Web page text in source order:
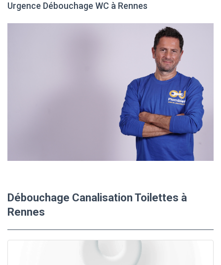
Urgence Débouchage WC à Rennes
Débouchage Canalisation Toilettes à
Rennes